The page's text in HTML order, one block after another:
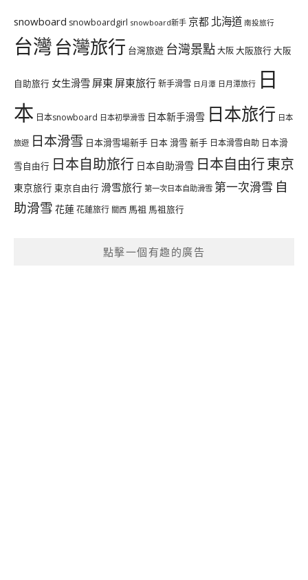
snowboard snowboardgirl snowboard新手 京都 北海道 南投旅行
台灣台灣旅行 台灣旅遊 台灣景點大阪大阪旅行大阪
自助旅行 女生滑雪 屏東 屏東旅行新手滑雪 日月潭 日月潭旅行 日
本 日本snowboard 日本初學滑雪 日本新手滑雪 日本旅行 日本
旅遊 日本滑雪 日本滑雪場新手 日本 滑雪 新手 日本滑雪自助 日本滑
雪自由行 日本自助旅行 日本自助滑雪 日本自由行東京
東京旅行 東京自由行 滑雪旅行 第一次日本自助滑雪 第一次滑雪 自
助滑雪 花蓮花蓮旅行 關西 馬祖 馬祖旅行
點擊一個有趣的廣告